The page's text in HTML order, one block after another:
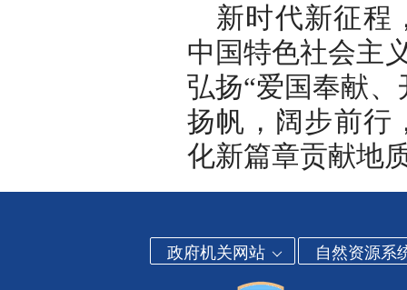
新时代新征程
中国特色社会主
弘扬“爱国奉献
扬帆，阔步前行
化新篇章贡献地
政府机关网站 自然资源系